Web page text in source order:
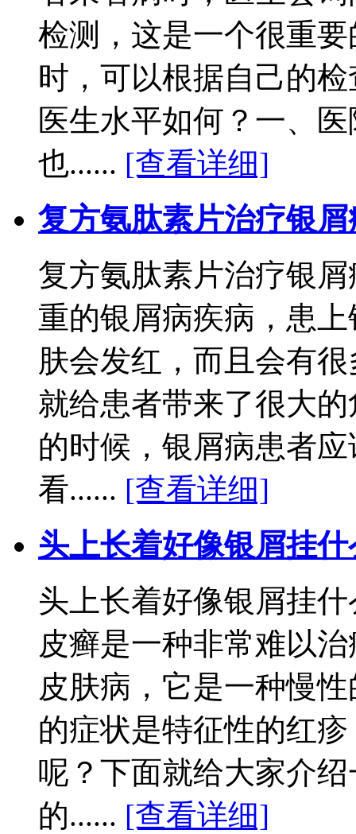
检测，这是一个很重
时，可以根据自己的
医生水平如何？一、
也...... [查看详细]
复方氨肽素片治疗银
复方氨肽素片治疗银
重的银屑病疾病，患
肤会发红，而且会有
就给患者带来了很大
的时候，银屑病患者
看...... [查看详细]
头上长着好像银屑挂什
头上长着好像银屑挂
皮癣是一种非常难以
皮肤病，它是一种慢
的症状是特征性的红
呢？下面就给大家介
的...... [查看详细]